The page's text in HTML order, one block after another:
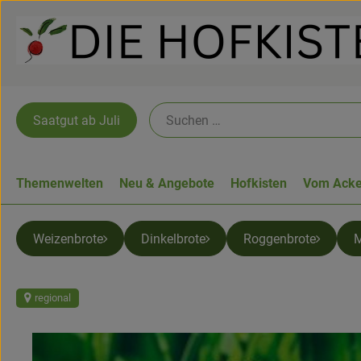
Saatgut ab Juli
Themenwelten Neu & Angebote Hofkisten Vom
Weizenbrote Dinkelbrote Roggenbrote
regional